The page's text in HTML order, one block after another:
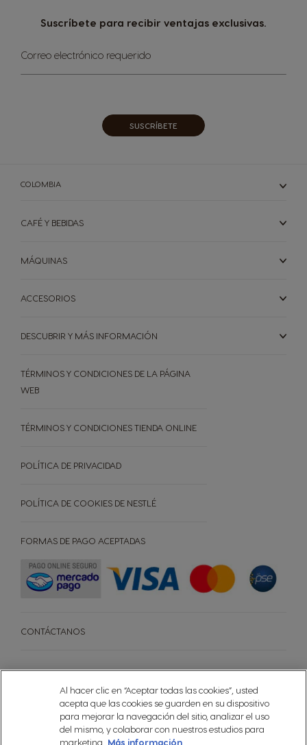
ACCESORIOS
SOSTENIBILIDAD
NUESTROS ARTICULOS
OFERTAS %
Suscríbete para recibir ventajas exclusivas.
Sign
Up
for
Correo electrónico requerido
SUSCRÍBETE
COLOMBIA
CAFÉ Y BEBIDAS
MÁQUINAS
ACCESORIOS
DESCUBRIR Y MÁS INFORMACIÓN
Sigue a Nescafé® Dolce Gusto en
FORMAS DE PAGO ACEPTADAS
CONTÁCTANOS
TÉRMINOS Y CONDICIONES DE LA PÁGINA
WEB
TÉRMINOS Y CONDICIONES TIENDA ONLINE
POLÍTICA DE PRIVACIDAD
POLÍTICA DE COOKIES DE NESTLÉ
Vietnam
Vietnamese
Al hacer clic en “Aceptar todas las cookies”, usted
acepta que las cookies se guarden en su dispositivo
para mejorar la navegación del sitio, analizar el uso
del mismo, y colaborar con nuestros estudios para
marketing. Más información